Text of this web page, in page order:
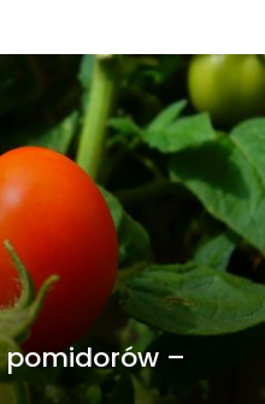
pomidorów –